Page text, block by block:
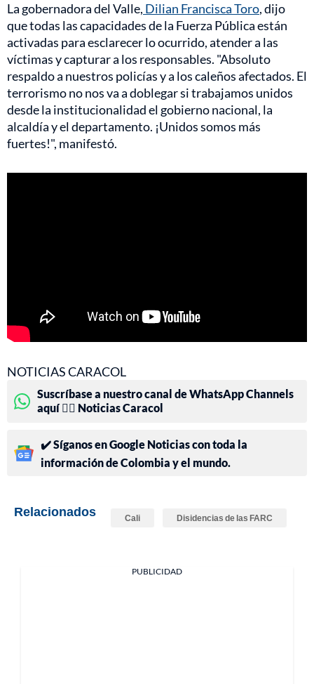
La gobernadora del Valle, Dilian Francisca Toro, dijo
que todas las capacidades de la Fuerza Pública están
activadas para esclarecer lo ocurrido, atender a las
víctimas y capturar a los responsables. "Absoluto
respaldo a nuestros policías y a los caleños afectados. El
terrorismo no nos va a doblegar si trabajamos unidos
desde la institucionalidad el gobierno nacional, la
alcaldía y el departamento. ¡Unidos somos más
fuertes!", manifestó.
NOTICIAS CARACOL
Suscríbase a nuestro canal de WhatsApp Channels
aquí 👉🏻 Noticias Caracol
✔️ Síganos en Google Noticias con toda la
información de Colombia y el mundo.
Relacionados Cali Disidencias de las FARC
PUBLICIDAD